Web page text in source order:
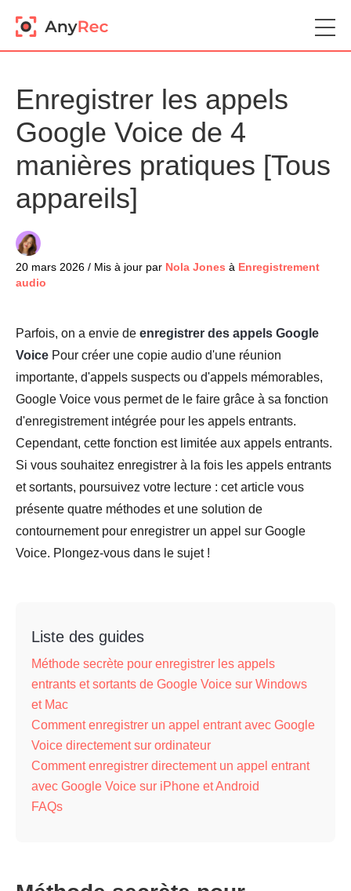
Enregistrer les appels
Google Voice de 4
manières pratiques [Tous
appareils]
20 mars 2026 / Mis à jour par Nola Jones à Enregistrement
audio
Parfois, on a envie de enregistrer des appels Google
Voice Pour créer une copie audio d'une réunion
importante, d'appels suspects ou d'appels mémorables,
Google Voice vous permet de le faire grâce à sa fonction
d'enregistrement intégrée pour les appels entrants.
Cependant, cette fonction est limitée aux appels entrants.
Si vous souhaitez enregistrer à la fois les appels entrants
et sortants, poursuivez votre lecture : cet article vous
présente quatre méthodes et une solution de
contournement pour enregistrer un appel sur Google
Voice. Plongez-vous dans le sujet !
Liste des guides
Méthode secrète pour enregistrer les appels
entrants et sortants de Google Voice sur Windows
et Mac
Comment enregistrer un appel entrant avec Google
Voice directement sur ordinateur
Comment enregistrer directement un appel entrant
avec Google Voice sur iPhone et Android
FAQs